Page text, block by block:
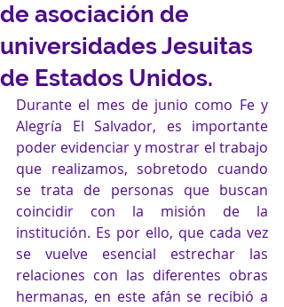
de asociación de
universidades Jesuitas
de Estados Unidos.
Durante el mes de junio como Fe y
Alegría El Salvador, es importante
poder evidenciar y mostrar el trabajo
que realizamos, sobretodo cuando
se trata de personas que buscan
coincidir con la misión de la
institución. Es por ello, que cada vez
se vuelve esencial estrechar las
relaciones con las diferentes obras
hermanas, en este afán se recibió a